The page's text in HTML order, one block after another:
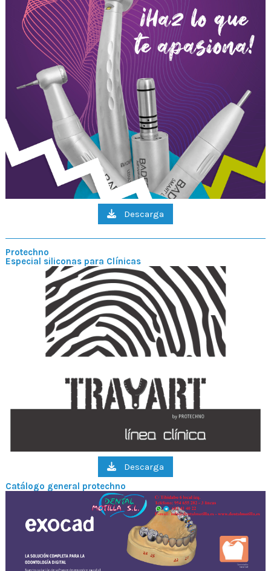
Descarga
Protechno
Especial siliconas para Clínicas
Descarga
Catálogo general protechno